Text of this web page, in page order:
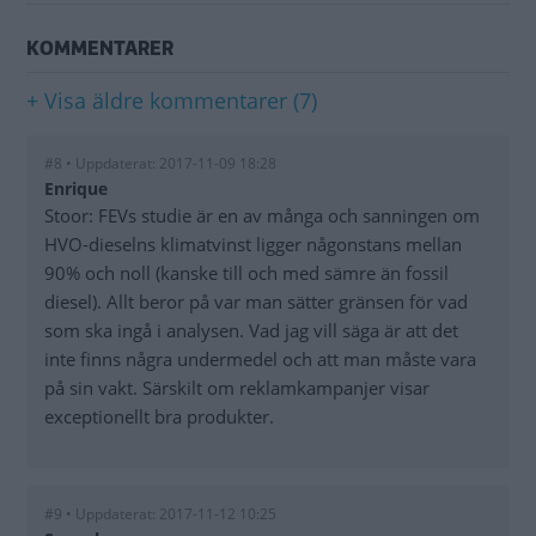
KOMMENTARER
+ Visa äldre kommentarer (7)
#8 • Uppdaterat: 2017-11-09 18:28
Enrique
Stoor: FEVs studie är en av många och sanningen om
HVO-dieselns klimatvinst ligger någonstans mellan
90% och noll (kanske till och med sämre än fossil
diesel). Allt beror på var man sätter gränsen för vad
som ska ingå i analysen. Vad jag vill säga är att det
inte finns några undermedel och att man måste vara
på sin vakt. Särskilt om reklamkampanjer visar
exceptionellt bra produkter.
#9 • Uppdaterat: 2017-11-12 10:25